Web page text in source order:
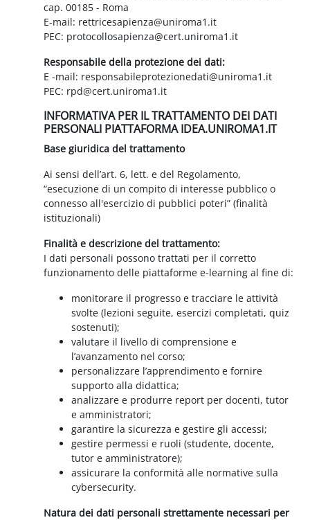
cap. 00185 - Roma
E-mail: rettricesapienza@uniroma1.it
PEC: protocollosapienza@cert.uniroma1.it
Responsabile della protezione dei dati:
E -mail: responsabileprotezionedati@uniroma1.it
PEC: rpd@cert.uniroma1.it
INFORMATIVA PER IL TRATTAMENTO DEI DATI
PERSONALI PIATTAFORMA IDEA.UNIROMA1.IT
Base giuridica del trattamento
Ai sensi dell’art. 6, lett. e del Regolamento,
“esecuzione di un compito di interesse pubblico o
connesso all'esercizio di pubblici poteri” (finalità
istituzionali)
Finalità e descrizione del trattamento:
I dati personali possono trattati per il corretto
funzionamento delle piattaforme e-learning al fine di:
monitorare il progresso e tracciare le attività
svolte (lezioni seguite, esercizi completati, quiz
sostenuti);
valutare il livello di comprensione e
l’avanzamento nel corso;
personalizzare l’apprendimento e fornire
supporto alla didattica;
analizzare e produrre report per docenti, tutor
e amministratori;
garantire la sicurezza e gestire gli accessi;
gestire permessi e ruoli (studente, docente,
tutor e amministratore);
assicurare la conformità alle normative sulla
cybersecurity.
Natura dei dati personali strettamente necessari per